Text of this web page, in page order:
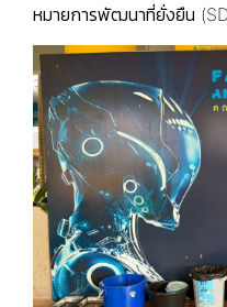
หมายการพัฒนาที่ยั่งยืน